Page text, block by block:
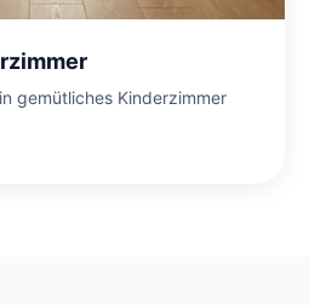
gemütliches Kinderzimmer